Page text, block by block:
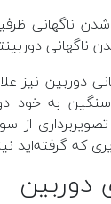
ناگهانی
ناگهانی
دوربین نیز
به خود
از
که گرفته‌اید
دوربین